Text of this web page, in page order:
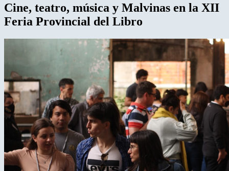
Cine, teatro, música y Malvinas en la XII
Feria Provincial del Libro